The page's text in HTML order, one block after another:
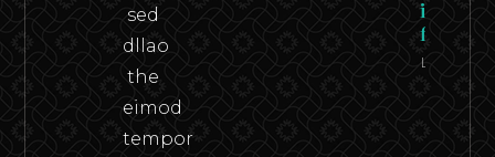
sed
dllao
the
eimod
tempor
in the
flesh
Leer